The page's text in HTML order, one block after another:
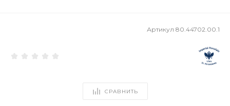
Артикул 80.44702.00.1
СРАВНИТЬ